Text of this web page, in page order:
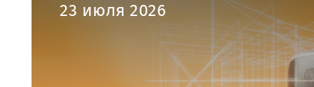
23 июля 2026